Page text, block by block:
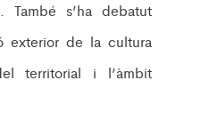
També s’ha debatut
exterior de la cultura
territorial i l’àmbit